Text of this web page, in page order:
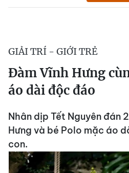
GIẢI TRÍ - GIỚI TRẺ
Đàm Vĩnh Hưng
áo dài độc đáo
Nhân dịp Tết Nguyên đán
Hưng và bé Polo mặc áo
con.